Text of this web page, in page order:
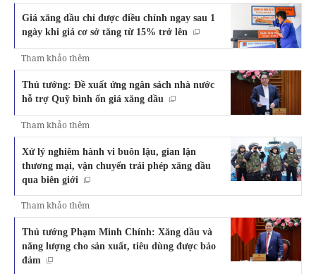
Giá xăng dầu chỉ được điều chỉnh ngay sau 1
ngày khi giá cơ sở tăng từ 15% trở lên
Tham khảo thêm
Thủ tướng: Đề xuất ứng ngân sách nhà nước
hỗ trợ Quỹ bình ổn giá xăng dầu
Tham khảo thêm
Xử lý nghiêm hành vi buôn lậu, gian lận
thương mại, vận chuyển trái phép xăng dầu
qua biên giới
Tham khảo thêm
Thủ tướng Phạm Minh Chính: Xăng dầu và
năng lượng cho sản xuất, tiêu dùng được bảo
đảm